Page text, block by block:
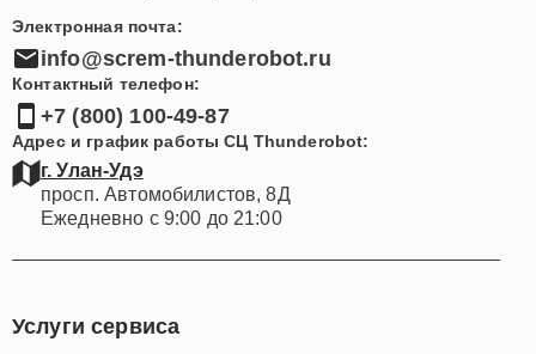
Электронная почта:
info@screm-thunderobot.ru
Контактный телефон:
+7 (800) 100-49-87
Адрес и график работы СЦ Thunderobot:
г. Улан-Удэ
просп. Автомобилистов, 8Д
Ежедневно с 9:00 до 21:00
Услуги сервиса